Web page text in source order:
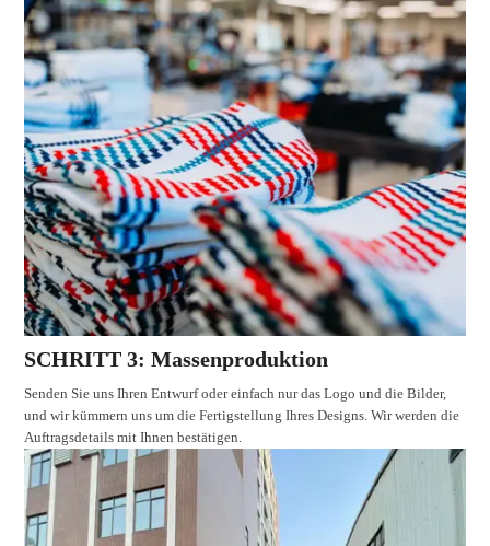
SCHRITT 3: Massenproduktion
Senden Sie uns Ihren Entwurf oder einfach nur das Logo und die Bilder,
und wir kümmern uns um die Fertigstellung Ihres Designs. Wir werden die
Auftragsdetails mit Ihnen bestätigen.